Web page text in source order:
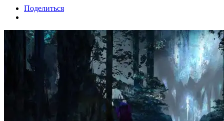
Поделиться